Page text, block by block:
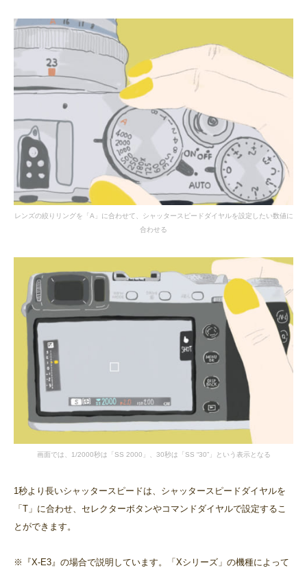
レンズの絞りリングを「A」に合わせて、シャッタースピードダイヤルを設定したい数値に
合わせる
画面では、1/2000秒は「SS 2000」、30秒は「SS “30”」という表示となる
1秒より長いシャッタースピードは、シャッタースピードダイヤルを
「T」に合わせ、セレクターボタンやコマンドダイヤルで設定するこ
とができます。
※『X-E3』の場合で説明しています。「Xシリーズ」の機種によって